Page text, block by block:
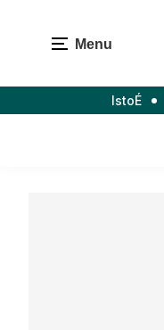
Menu
IstoÉ